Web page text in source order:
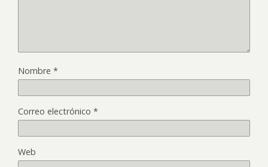
Nombre *
Correo electrónico *
Web